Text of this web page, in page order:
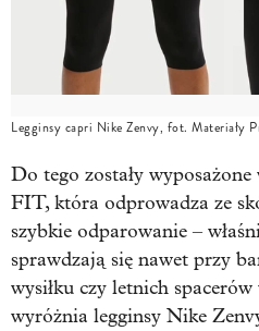
Legginsy capri Nike Zenvy, fot. Materiały
Do tego zostały
FIT, która odprowadza ze
szybkie odparowanie –
sprawdzają się nawet przy
wysiłku czy letnich
wyróżnia legginsy Nike